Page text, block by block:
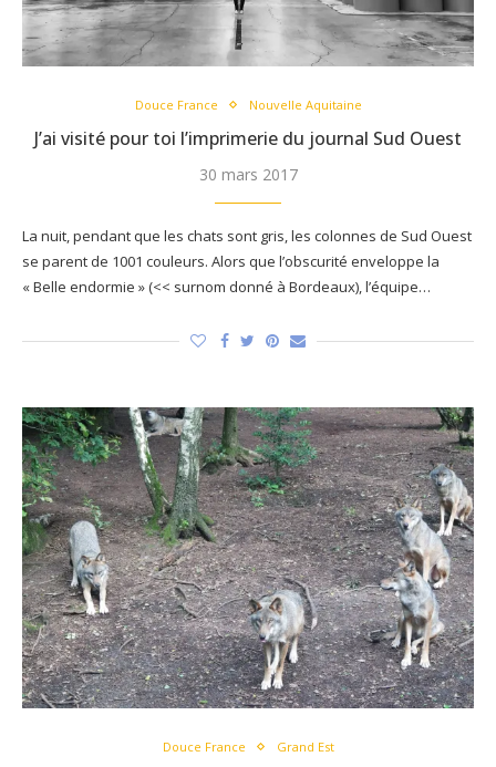
Douce France Nouvelle Aquitaine
J’ai visité pour toi l’imprimerie du journal Sud Ouest
30 mars 2017
La nuit, pendant que les chats sont gris, les colonnes de Sud Ouest
se parent de 1001 couleurs. Alors que l’obscurité enveloppe la
« Belle endormie » (<< surnom donné à Bordeaux), l’équipe…
Douce France Grand Est